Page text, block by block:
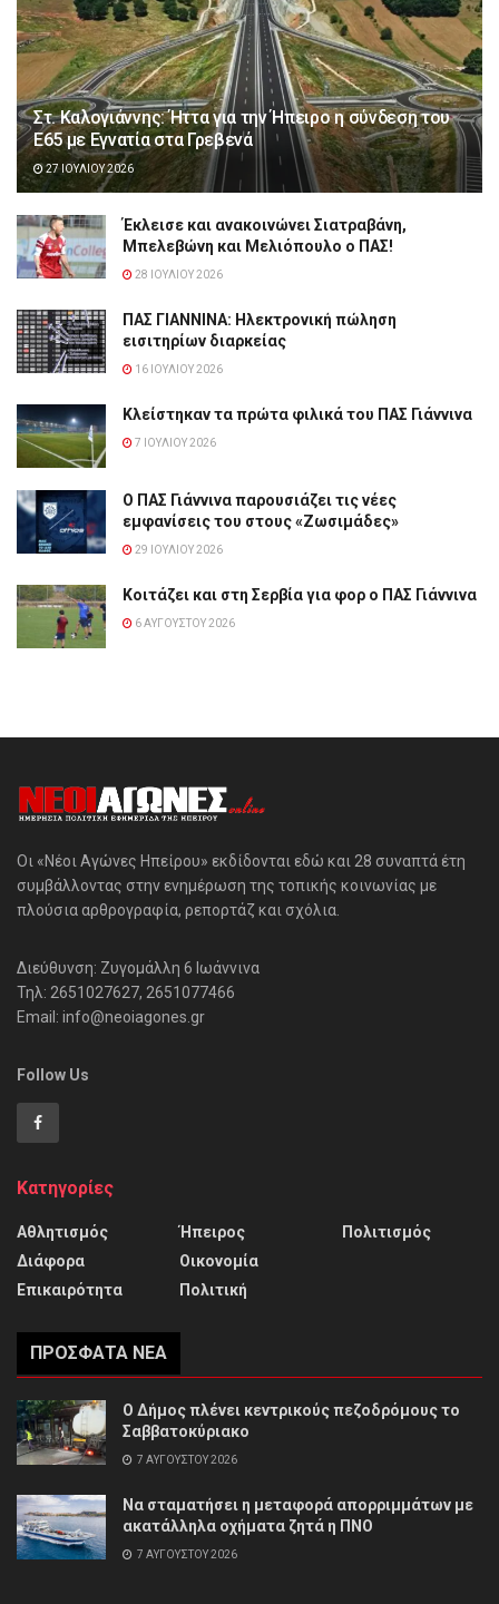
Στ. Καλογιάννης: Ήττα για την Ήπειρο η σύνδεση του
Ε65 με Εγνατία στα Γρεβενά
27 ΙΟΥΛΊΟΥ 2026
Έκλεισε και ανακοινώνει Σιατραβάνη,
Μπελεβώνη και Μελιόπουλο ο ΠΑΣ!
28 ΙΟΥΛΊΟΥ 2026
ΠΑΣ ΓΙΑΝΝΙΝΑ: Hλεκτρονική πώληση
εισιτηρίων διαρκείας
16 ΙΟΥΛΊΟΥ 2026
Κλείστηκαν τα πρώτα φιλικά του ΠΑΣ Γιάννινα
7 ΙΟΥΛΊΟΥ 2026
Ο ΠΑΣ Γιάννινα παρουσιάζει τις νέες
εμφανίσεις του στους «Ζωσιμάδες»
29 ΙΟΥΛΊΟΥ 2026
Κοιτάζει και στη Σερβία για φορ ο ΠΑΣ Γιάννινα
6 ΑΥΓΟΎΣΤΟΥ 2026
Οι «Νέοι Αγώνες Ηπείρου» εκδίδονται εδώ και 28 συναπτά έτη
συμβάλλοντας στην ενημέρωση της τοπικής κοινωνίας με
πλούσια αρθρογραφία, ρεπορτάζ και σχόλια.
Διεύθυνση: Ζυγομάλλη 6 Ιωάννινα
Τηλ: 2651027627, 2651077466
Email: info@neoiagones.gr
Follow Us
Κατηγορίες
Αθλητισμός
Διάφορα
Επικαιρότητα
Ήπειρος
Οικονομία
Πολιτική
Πολιτισμός
ΠΡΌΣΦΑΤΑ ΝΈΑ
Ο Δήμος πλένει κεντρικούς πεζοδρόμους το
Σαββατοκύριακο
7 ΑΥΓΟΎΣΤΟΥ 2026
Να σταματήσει η μεταφορά απορριμμάτων με
ακατάλληλα οχήματα ζητά η ΠΝΟ
7 ΑΥΓΟΎΣΤΟΥ 2026